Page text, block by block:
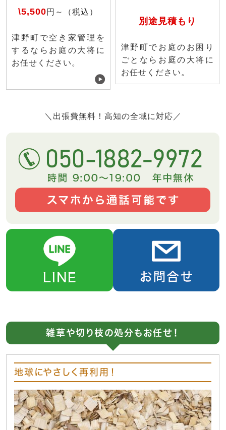
\5,500円～（税込）
津野町で空き家管理を
するならお庭の大将に
お任せください。
別途見積もり
津野町でお庭のお困り
ごとならお庭の大将に
お任せください。
＼出張費無料！高知の全域に対応／
雑草や切り枝の処分もお任せ！
地球にやさしく再利用！